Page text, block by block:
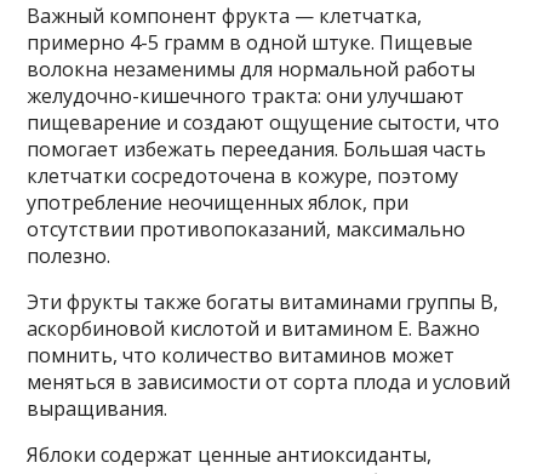
Важный компонент фрукта — клетчатка,
примерно 4-5 грамм в одной штуке. Пищевые
волокна незаменимы для нормальной работы
желудочно-кишечного тракта: они улучшают
пищеварение и создают ощущение сытости, что
помогает избежать переедания. Большая часть
клетчатки сосредоточена в кожуре, поэтому
употребление неочищенных яблок, при
отсутствии противопоказаний, максимально
полезно.
Эти фрукты также богаты витаминами группы B,
аскорбиновой кислотой и витамином Е. Важно
помнить, что количество витаминов может
меняться в зависимости от сорта плода и условий
выращивания.
Яблоки содержат ценные антиоксиданты,